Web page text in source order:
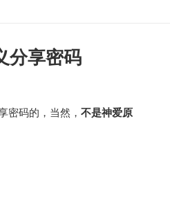
分享密码
密码的，当然，不是神爱原